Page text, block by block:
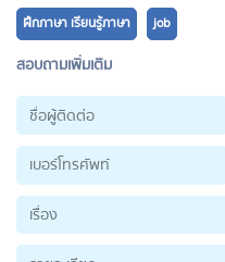
ฝึกภาษา เรียนรู้ภาษา job
สอบถามเพิ่มเติม